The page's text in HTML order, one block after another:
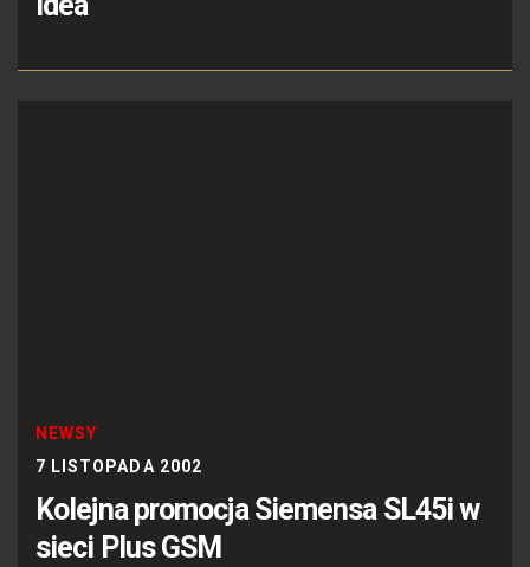
NEWSY
7 LISTOPADA 2002
Kolejna promocja Siemensa SL45i w
sieci Plus GSM